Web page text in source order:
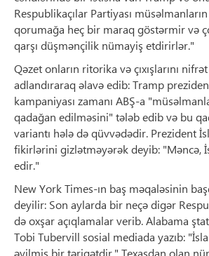
Respublikaçılar Partiyası
qorumağa heç bir maraq göstərmir və
qarşı düşmənçilik nümayiş etdirirlər."
Qəzet onların ritorika və çıxışlarını
adlandıraraq əlavə edib: Tramp
kampaniyası zamanı ABŞ-a
qadağan edilməsini" tələb edib və bu
variantı hələ də qüvvədədir. Prezident
fikirlərini gizlətməyərək deyib: "Məncə,
edir."
New York Times-ın baş məqaləsinin
deyilir: Son aylarda bir neçə digər
də oxşar açıqlamalar verib. Alabama
Tobi Tubervill sosial mediada yazıb: